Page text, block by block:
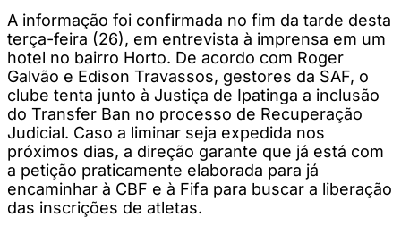
A informação foi confirmada no fim da tarde desta
terça-feira (26), em entrevista à imprensa em um
hotel no bairro Horto. De acordo com Roger
Galvão e Edison Travassos, gestores da SAF, o
clube tenta junto à Justiça de Ipatinga a inclusão
do Transfer Ban no processo de Recuperação
Judicial. Caso a liminar seja expedida nos
próximos dias, a direção garante que já está com
a petição praticamente elaborada para já
encaminhar à CBF e à Fifa para buscar a liberação
das inscrições de atletas.